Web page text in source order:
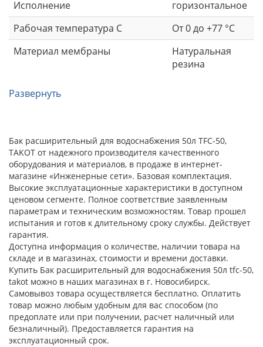
Исполнение
горизонтальное
Рабочая температура С
От 0 до +77 °С
Материал мембраны
Натуральная
резина
Развернуть
Бак расширительный для водоснабжения 50л TFC-50,
TAKOT от надежного производителя качественного
оборудования и материалов, в продаже в интернет-
магазине «Инженерные сети». Базовая комплектация.
Высокие эксплуатационные характеристики в доступном
ценовом сегменте. Полное соответствие заявленным
параметрам и техническим возможностям. Товар прошел
испытания и готов к длительному сроку службы. Действует
гарантия.
Доступна информация о количестве, наличии товара на
складе и в магазинах, стоимости и времени доставки.
Купить Бак расширительный для водоснабжения 50л tfc-50,
takot можно в наших магазинах в г. Новосибирск.
Самовывоз товара осуществляется бесплатно. Оплатить
товар можно любым удобным для вас способом (по
предоплате или при получении, расчет наличный или
безналичный). Предоставляется гарантия на
эксплуатационный срок.